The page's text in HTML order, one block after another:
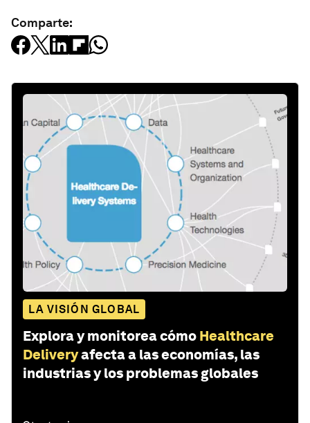
Comparte:
LA VISIÓN GLOBAL
Explora y monitorea cómo Healthcare
Deliveryafecta a las economías, las
industrias y los problemas globales